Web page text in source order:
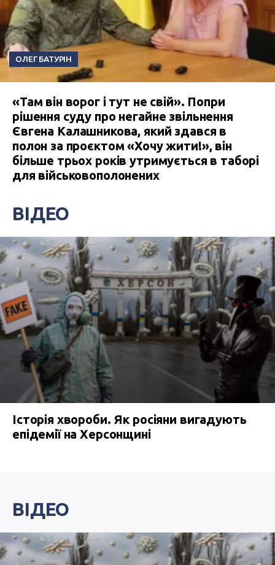
ОЛЕГ БАТУРІН
«Там він ворог і тут не свій». Попри
рішення суду про негайне звільнення
Євгена Калашникова, який здався в
полон за проєктом «Хочу жити!», він
більше трьох років утримується в таборі
для військовополонених
ВІДЕО
Історія хвороби. Як росіяни вигадують
епідемії на Херсонщині
ВІДЕО